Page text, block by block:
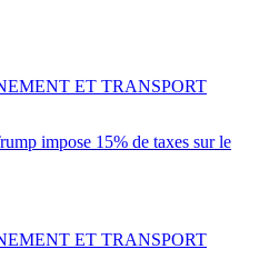
impose 15% de taxes sur le
ET TRANSPORT
ET TRANSPORT